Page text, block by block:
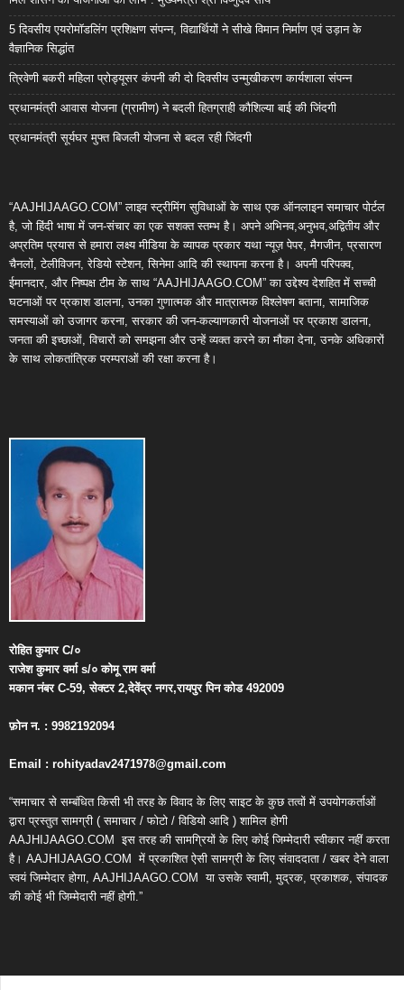
5 दिवसीय एयरोमॉडलिंग प्रशिक्षण संपन्न, विद्यार्थियों ने सीखे विमान निर्माण एवं उड़ान के
वैज्ञानिक सिद्धांत
त्रिवेणी बकरी महिला प्रोड्यूसर कंपनी की दो दिवसीय उन्मुखीकरण कार्यशाला संपन्न
प्रधानमंत्री आवास योजना (ग्रामीण) ने बदली हितग्राही कौशिल्या बाई की जिंदगी
प्रधानमंत्री सूर्यघर मुफ्त बिजली योजना से बदल रही जिंदगी
“AAJHIJAAGO.COM” लाइव स्ट्रीमिंग सुविधाओं के साथ एक ऑनलाइन समाचार पोर्टल
है, जो हिंदी भाषा में जन-संचार का एक सशक्त स्तम्भ है। अपने अभिनव,अनुभव,अद्वितीय और
अप्रतिम प्रयास से हमारा लक्ष्य मीडिया के व्यापक प्रकार यथा न्यूज़ पेपर, मैगजीन, प्रसारण
चैनलों, टेलीविजन, रेडियो स्टेशन, सिनेमा आदि की स्थापना करना है। अपनी परिपक्व,
ईमानदार, और निष्पक्ष टीम के साथ “AAJHIJAAGO.COM” का उद्देश्य देशहित में सच्ची
घटनाओं पर प्रकाश डालना, उनका गुणात्मक और मात्रात्मक विश्लेषण बताना, सामाजिक
समस्याओं को उजागर करना, सरकार की जन-कल्याणकारी योजनाओं पर प्रकाश डालना,
जनता की इच्छाओं, विचारों को समझना और उन्हें व्यक्त करने का मौका देना, उनके अधिकारों
के साथ लोकतांत्रिक परम्पराओं की रक्षा करना है।
रोहित कुमारC/०
राजेश कुमार वर्माs/० कोमू राम वर्मा
मकान नंबरC-59,सेक्टर2,देवेंद्र नगर,रायपुर पिन कोड492009
फ़ोन न. : 9982192094
Email : rohityadav2471978@gmail.com
“समाचार से सम्बंधित किसी भी तरह के विवाद के लिए साइट के कुछ तत्वों में उपयोगकर्ताओं
द्वारा प्रस्तुत सामग्री ( समाचार / फोटो / विडियो आदि ) शामिल होगी
AAJHIJAAGO.COM इस तरह की सामग्रियों के लिए कोई जिम्मेदारी स्वीकार नहीं करता
है। AAJHIJAAGO.COM में प्रकाशित ऐसी सामग्री के लिए संवाददाता / खबर देने वाला
स्वयं जिम्मेदार होगा, AAJHIJAAGO.COM या उसके स्वामी, मुद्रक, प्रकाशक, संपादक
की कोई भी जिम्मेदारी नहीं होगी.”